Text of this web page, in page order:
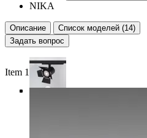
NIKA
Описание
Список моделей (14)
Задать вопрос
Item 1 of 5